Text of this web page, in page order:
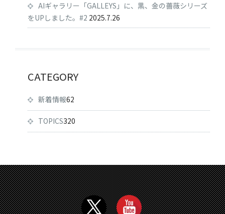
AIギャラリー「GALLEYS」に、黒、金の薔薇シリーズ
をUPしました。#2 2025.7.26
CATEGORY
新着情報62
TOPICS320